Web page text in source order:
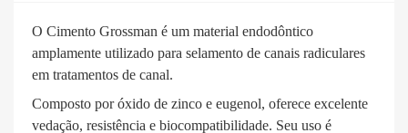
O Cimento Grossman é um material endodôntico
amplamente utilizado para selamento de canais radiculares
em tratamentos de canal.
Composto por óxido de zinco e eugenol, oferece excelente
vedação, resistência e biocompatibilidade. Seu uso é